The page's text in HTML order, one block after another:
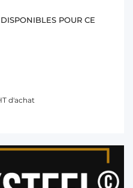
POUR CE
d'achat